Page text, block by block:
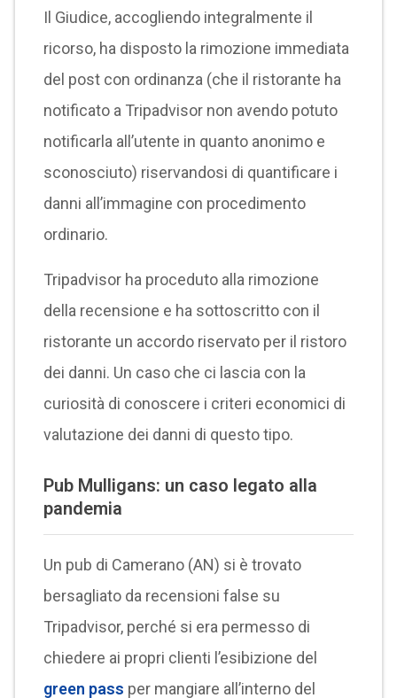
Il Giudice, accogliendo integralmente il
ricorso, ha disposto la rimozione immediata
del post con ordinanza (che il ristorante ha
notificato a Tripadvisor non avendo potuto
notificarla all’utente in quanto anonimo e
sconosciuto) riservandosi di quantificare i
danni all’immagine con procedimento
ordinario.
Tripadvisor ha proceduto alla rimozione
della recensione e ha sottoscritto con il
ristorante un accordo riservato per il ristoro
dei danni. Un caso che ci lascia con la
curiosità di conoscere i criteri economici di
valutazione dei danni di questo tipo.
Pub Mulligans: un caso legato alla
pandemia
Un pub di Camerano (AN) si è trovato
bersagliato da recensioni false su
Tripadvisor, perché si era permesso di
chiedere ai propri clienti l’esibizione del
green pass per mangiare all’interno del